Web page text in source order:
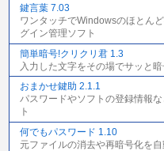
鍵言葉 7.03
ワンタッチでWindowsのほとん
グイン管理ソフト
簡単暗号!クリクリ君 1.3
入力した文字をその場でサッと
おまかせ鍵助 2.1.1
パスワードやソフトの登録情報
ト
何でもパスワード 1.10
元ファイルの消去や再暗号化を